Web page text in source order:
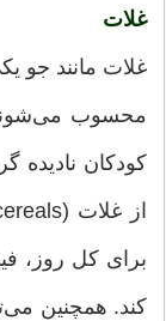
غلات
غلات مانند جو
محسوب
کودکان نادیده
برای کل روز،
کند. همچنین